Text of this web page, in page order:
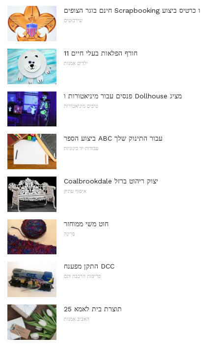
חינם בוגר הצופים Scrapbooking ו כרטיס ביצוע
שירבוטים
11 חורף הפלאות בעלי חיים
ילדים אמנות
פנסים עבור מיניאטורות ו Dollhouse מציג
טיפים מיניאטורות
ביצוע הספר ABC עבור התינוק שלך
עבודות יד בינוניות
Coalbrookdale יצוק ריהוט ברזל
איסוף עתיק
חוט משי ממוחזר
סְרִיגָה
התקן מפענח DCC
פריסות הרכבת דגם
25 תוצרת בית לאמא
האביב אמנות